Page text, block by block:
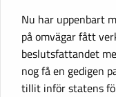
Nu har uppenbart
på omvägar fått
beslutsfattandet
nog få en gedigen
tillit inför statens